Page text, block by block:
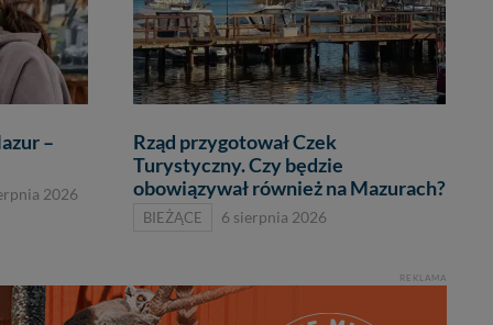
–
2026
Rząd przygotował Czek
Turystyczny. Czy będzie
obowiązywał również na Mazurach?
BIEŻĄCE 6 sierpnia 2026
REKLAMA